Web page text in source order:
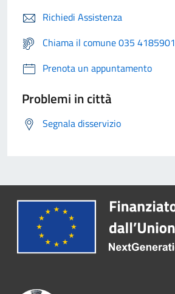
Richiedi Assistenza
Chiama il comune 035 4185901
Prenota un appuntamento
Problemi in città
Segnala disservizio